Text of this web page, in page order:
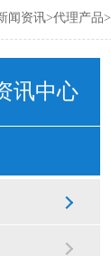
闻资讯>代理产品>
讯中心